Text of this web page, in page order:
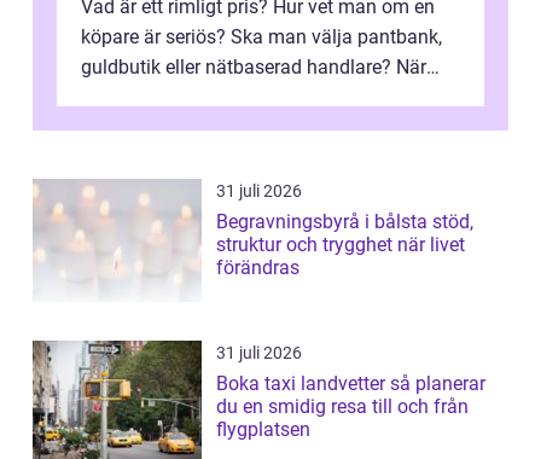
Vad är ett rimligt pris? Hur vet man om en
köpare är seriös? Ska man välja pantbank,
guldbutik eller nätbaserad handlare? När
31 juli 2026
Begravningsbyrå i bålsta stöd,
struktur och trygghet när livet
förändras
31 juli 2026
Boka taxi landvetter så planerar
du en smidig resa till och från
flygplatsen